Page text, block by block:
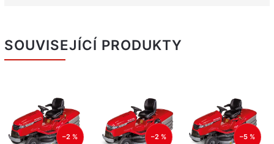
SOUVISEJÍCÍ PRODUKTY
–2 % –2 % –5 %